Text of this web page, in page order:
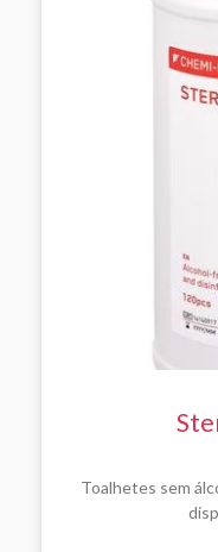
Toalhetes sem